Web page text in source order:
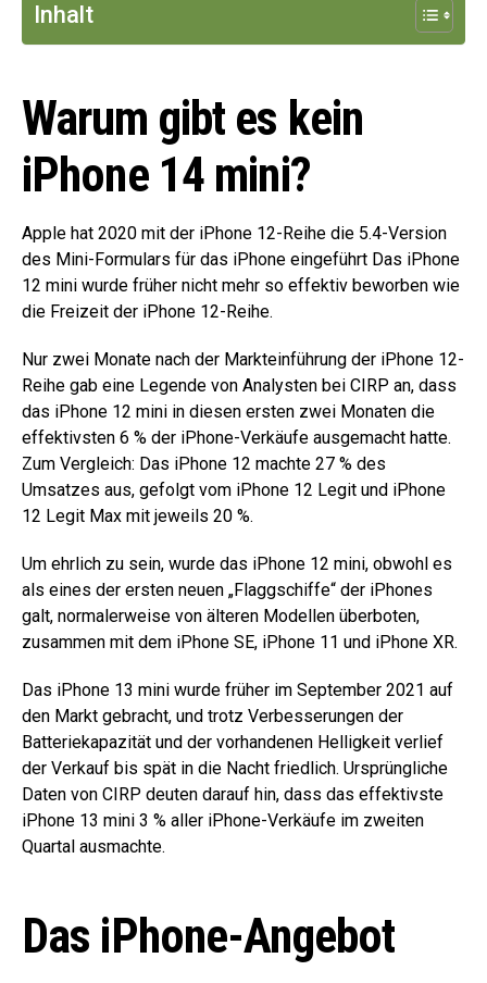
Inhalt
Warum gibt es kein
iPhone 14 mini?
Apple hat 2020 mit der iPhone 12-Reihe die 5.4-Version
des Mini-Formulars für das iPhone eingeführt Das iPhone
12 mini wurde früher nicht mehr so ​​​​effektiv beworben wie
die Freizeit der iPhone 12-Reihe.
Nur zwei Monate nach der Markteinführung der iPhone 12-
Reihe gab eine Legende von Analysten bei CIRP an, dass
das iPhone 12 mini in diesen ersten zwei Monaten die
effektivsten 6 % der iPhone-Verkäufe ausgemacht hatte.
Zum Vergleich: Das iPhone 12 machte 27 % des
Umsatzes aus, gefolgt vom iPhone 12 Legit und iPhone
12 Legit Max mit jeweils 20 %.
Um ehrlich zu sein, wurde das iPhone 12 mini, obwohl es
als eines der ersten neuen „Flaggschiffe“ der iPhones
galt, normalerweise von älteren Modellen überboten,
zusammen mit dem iPhone SE, iPhone 11 und iPhone XR.
Das iPhone 13 mini wurde früher im September 2021 auf
den Markt gebracht, und trotz Verbesserungen der
Batteriekapazität und der vorhandenen Helligkeit verlief
der Verkauf bis spät in die Nacht friedlich. Ursprüngliche
Daten von CIRP deuten darauf hin, dass das effektivste
iPhone 13 mini 3 % aller iPhone-Verkäufe im zweiten
Quartal ausmachte.
Das iPhone-Angebot